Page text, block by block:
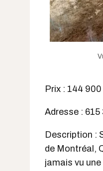
Prix : 144 900
Adresse : 615
Description :
de Montréal,
jamais vu